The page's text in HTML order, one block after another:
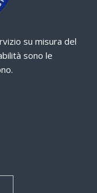
su misura del
sono le